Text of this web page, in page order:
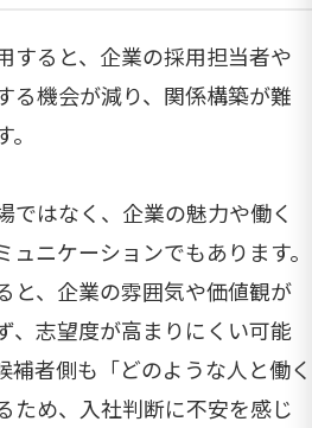
すると、企業の採用担当者や
る機会が減り、関係構築が難
ではなく、企業の魅力や働く
ニケーションでもあります。
と、企業の雰囲気や価値観が
、志望度が高まりにくい可能
補者側も「どのような人と働く
ため、入社判断に不安を感じ